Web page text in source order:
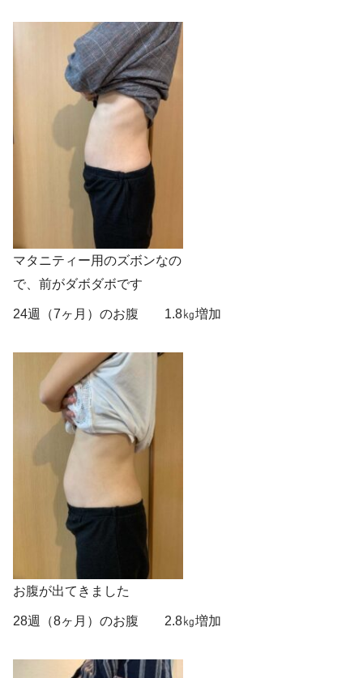
マタニティー用のズボンなの
で、前がダボダボです
24週（7ヶ月）のお腹 1.8㎏増加
お腹が出てきました
28週（8ヶ月）のお腹 2.8㎏増加